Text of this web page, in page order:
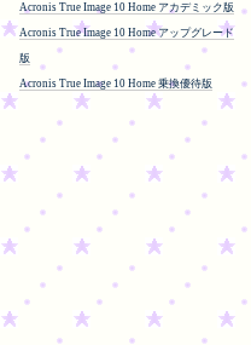
Acronis True Image 10 Home アカデミック版
Acronis True Image 10 Home アップグレード
版
Acronis True Image 10 Home 乗換優待版